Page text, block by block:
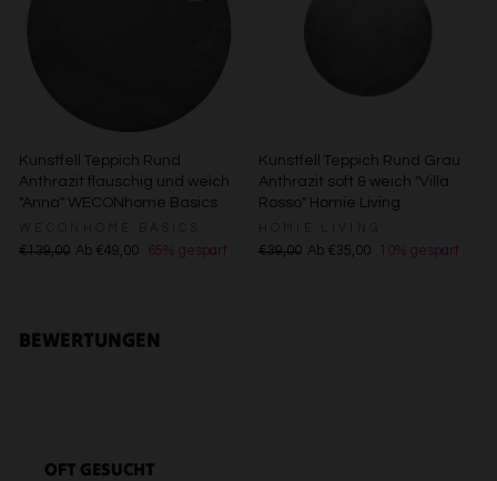
Kunstfell Teppich Rund
Anthrazit flauschig und weich
"Anna" WECONhome Basics
€139,00 Ab €49,00 65% gespart
Kunstfell Teppich Rund Grau
Anthrazit soft & weich "Villa
Rosso" Homie Living
€39,00 Ab €35,00 10% gespart
BEWERTUNGEN
OFT GESUCHT
Endgeräteeigenschaften zur Identifikation aktiv abfragen